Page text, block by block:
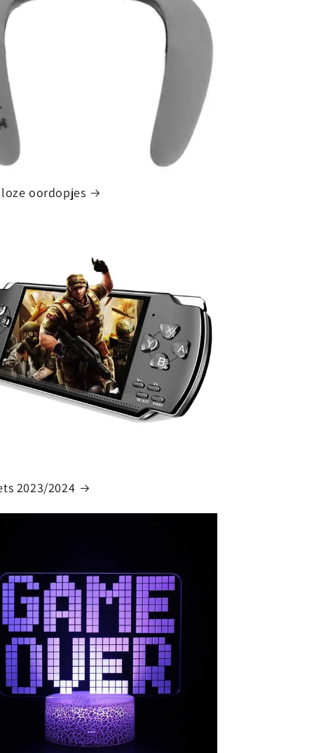
oordopjes
2023/2024